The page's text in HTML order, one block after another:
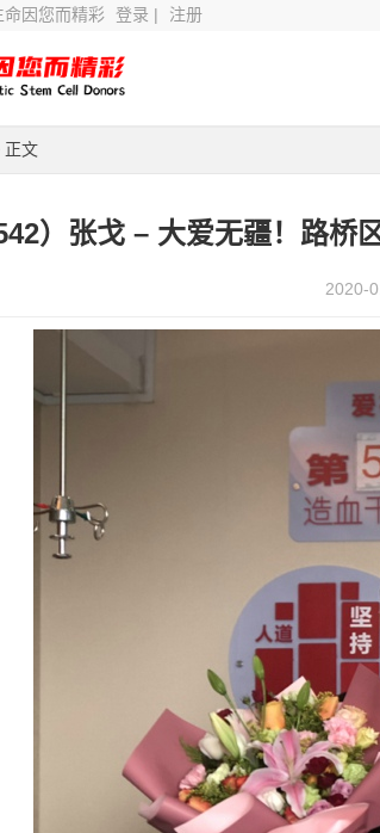
命因您而精彩 登录 | 注册
正文
542）张戈 – 大爱无疆！路桥
2020-